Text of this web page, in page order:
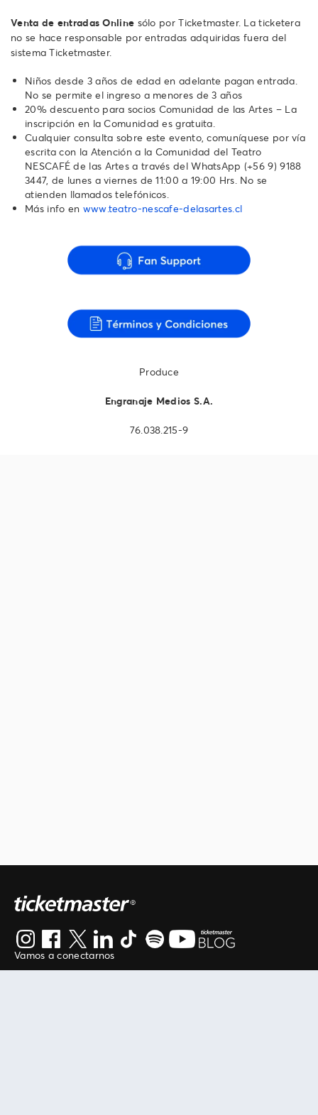
Venta de entradas Online sólo por Ticketmaster. La ticketera
no se hace responsable por entradas adquiridas fuera del
sistema Ticketmaster.
Niños desde 3 años de edad en adelante pagan entrada.
No se permite el ingreso a menores de 3 años
20% descuento para socios Comunidad de las Artes – La
inscripción en la Comunidad es gratuita.
Cualquier consulta sobre este evento, comuníquese por vía
escrita con la Atención a la Comunidad del Teatro
NESCAFÉ de las Artes a través del WhatsApp ‪(+56 9) 9188
3447‬, de lunes a viernes de 11:00 a 19:00 Hrs. No se
atienden llamados telefónicos.‬‬‬‬‬‬
Más info en www.teatro-nescafe-delasartes.cl
Produce
Engranaje Medios S.A.
76.038.215-9
Vamos a conectarnos